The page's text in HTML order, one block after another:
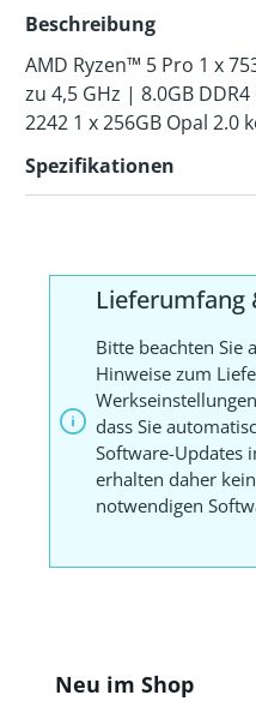
Beschreibung
AMD Ryzen™ 5 Pro 1 x
zu 4,5 GHz | 8.0GB
2242 1 x 256GB Opal 2.0
Spezifikationen
Lieferumfang
Bitte beachten Sie
Hinweise zum
dass Sie
Software-Updates
erhalten daher
notwendigen
Produktgalerie
Neu im Shop